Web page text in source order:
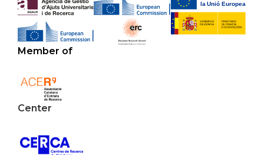
Member of
Center